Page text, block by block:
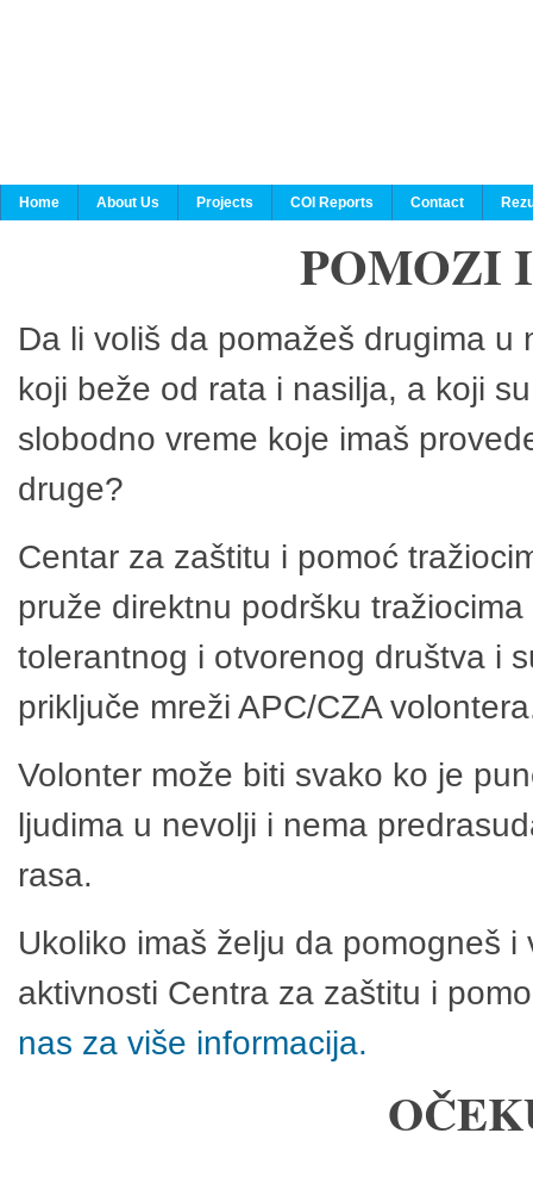
Home About Us Projects COI Reports Contact
POMOZI
Da li voliš da pomažeš drugima
koji beže od rata i nasilja, a koji
slobodno vreme koje imaš
druge?
Centar za zaštitu i pomoć
pruže direktnu podršku
tolerantnog i otvorenog društva i
priključe mreži APC/CZA
Volonter može biti svako ko je
ljudima u nevolji i nema
rasa.
Ukoliko imaš želju da pomogneš
aktivnosti Centra za zaštitu i
nas za više informacija.